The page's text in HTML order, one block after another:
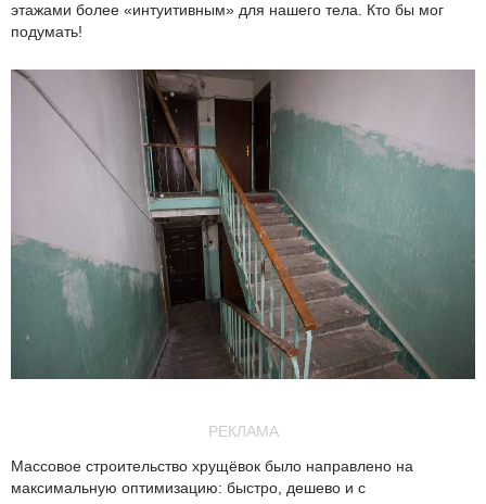
этажами более «интуитивным» для нашего тела. Кто бы мог
подумать!
РЕКЛАМА
Массовое строительство хрущёвок было направлено на
максимальную оптимизацию: быстро, дешево и с